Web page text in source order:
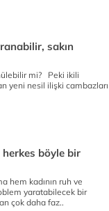
sakın
mi? Peki ikili
yeni nesil ilişki cambazları
böyle bir
hem kadının ruh ve
yaratabilecek bir
çok daha faz..